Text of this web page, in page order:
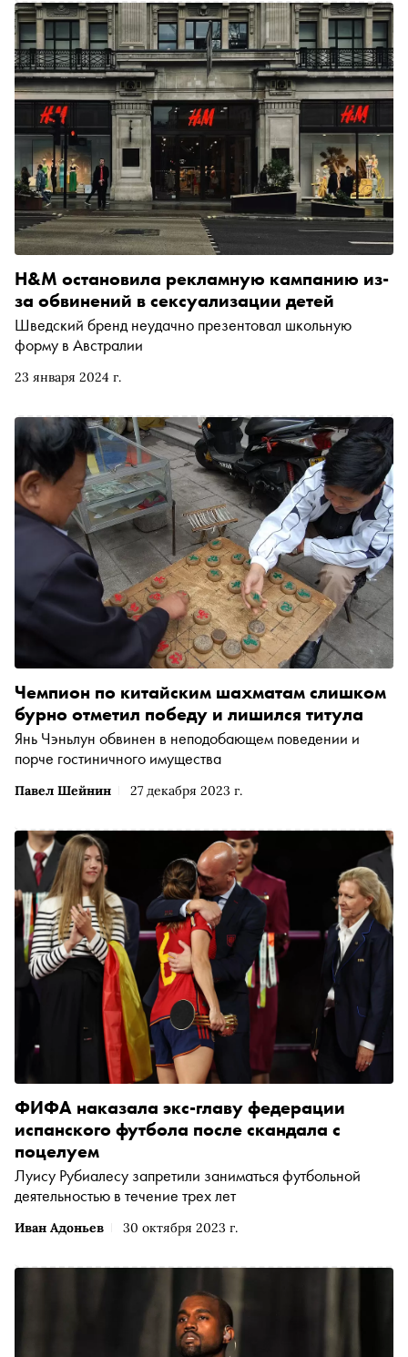
23 января 2024 г.
H&M остановила рекламную кампанию из-
за обвинений в сексуализации детей
Шведский бренд неудачно презентовал школьную
форму в Австралии
Павел Шейнин 27 декабря 2023 г.
Чемпион по китайским шахматам слишком
бурно отметил победу и лишился титула
Янь Чэньлун обвинен в неподобающем поведении и
порче гостиничного имущества
Иван Адоньев 30 октября 2023 г.
ФИФА наказала экс-главу федерации
испанского футбола после скандала с
поцелуем
Луису Рубиалесу запретили заниматься футбольной
деятельностью в течение трех лет